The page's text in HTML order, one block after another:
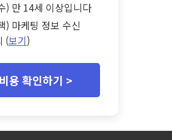
) 만 14세 이상입니다
) 마케팅 정보 수신
(보기)
비용 확인하기 >